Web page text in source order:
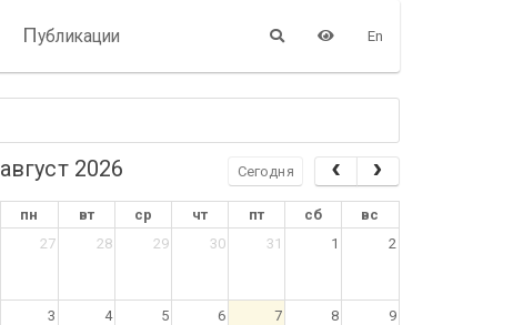
Публикации En
август 2026 Сегодня
пн вт ср чт пт сб
вс
27
28 29 30 31 1 2
3 4 5 6 7 8 9